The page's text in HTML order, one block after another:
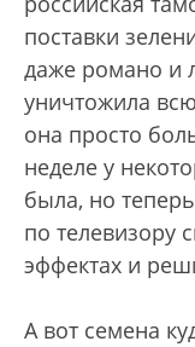
поставки
даже романо и
уничтожила
она просто
неделе у
была, но
по телевизору
эффектах и
А вот семена